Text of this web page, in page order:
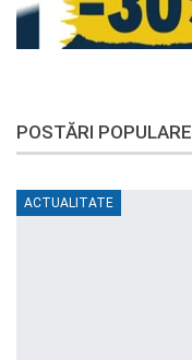
POSTĂRI POPULARE
ACTUALITATE